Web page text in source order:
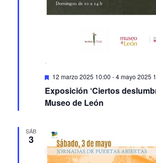
Featured
12 marzo 2025 10:00 -4 mayo 2025
Exposición ‘Ciertos
Museo de León
SÁB
3